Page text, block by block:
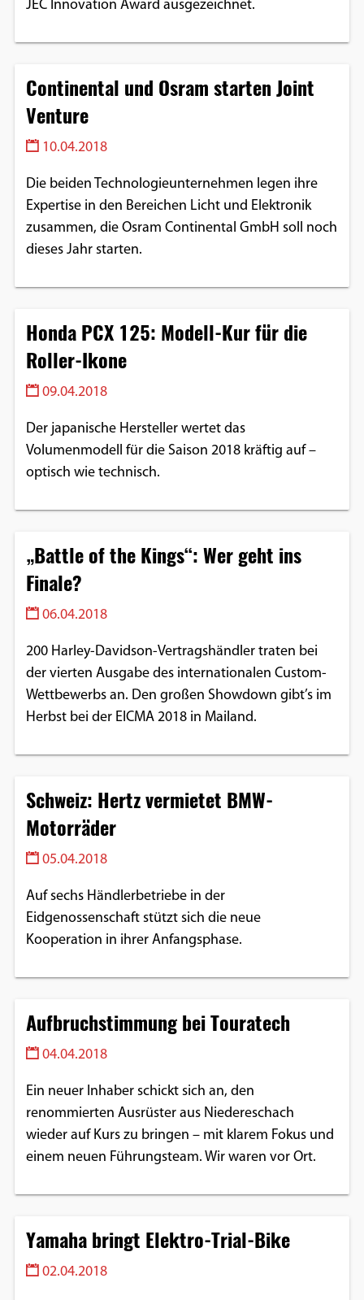
JEC Innovation Award ausgezeichnet.
Continental und Osram starten Joint
Venture
10.04.2018
Die beiden Technologieunternehmen legen ihre
Expertise in den Bereichen Licht und Elektronik
zusammen, die Osram Continental GmbH soll noch
dieses Jahr starten.
Honda PCX 125: Modell-Kur für die
Roller-Ikone
09.04.2018
Der japanische Hersteller wertet das
Volumenmodell für die Saison 2018 kräftig auf –
optisch wie technisch.
„Battle of the Kings“: Wer geht ins
Finale?
06.04.2018
200 Harley-Davidson-Vertragshändler traten bei
der vierten Ausgabe des internationalen Custom-
Wettbewerbs an. Den großen Showdown gibt’s im
Herbst bei der EICMA 2018 in Mailand.
Schweiz: Hertz vermietet BMW-
Motorräder
05.04.2018
Auf sechs Händlerbetriebe in der
Eidgenossenschaft stützt sich die neue
Kooperation in ihrer Anfangsphase.
Aufbruchstimmung bei Touratech
04.04.2018
Ein neuer Inhaber schickt sich an, den
renommierten Ausrüster aus Niedereschach
wieder auf Kurs zu bringen – mit klarem Fokus und
einem neuen Führungsteam. Wir waren vor Ort.
Yamaha bringt Elektro-Trial-Bike
02.04.2018